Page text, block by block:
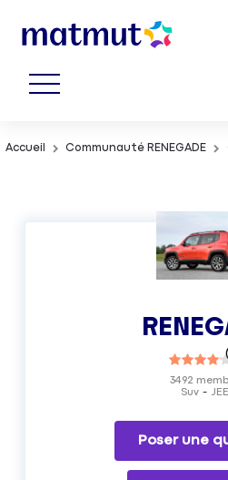
Accueil Communauté RENEGADE
Suv
3492
Poser une